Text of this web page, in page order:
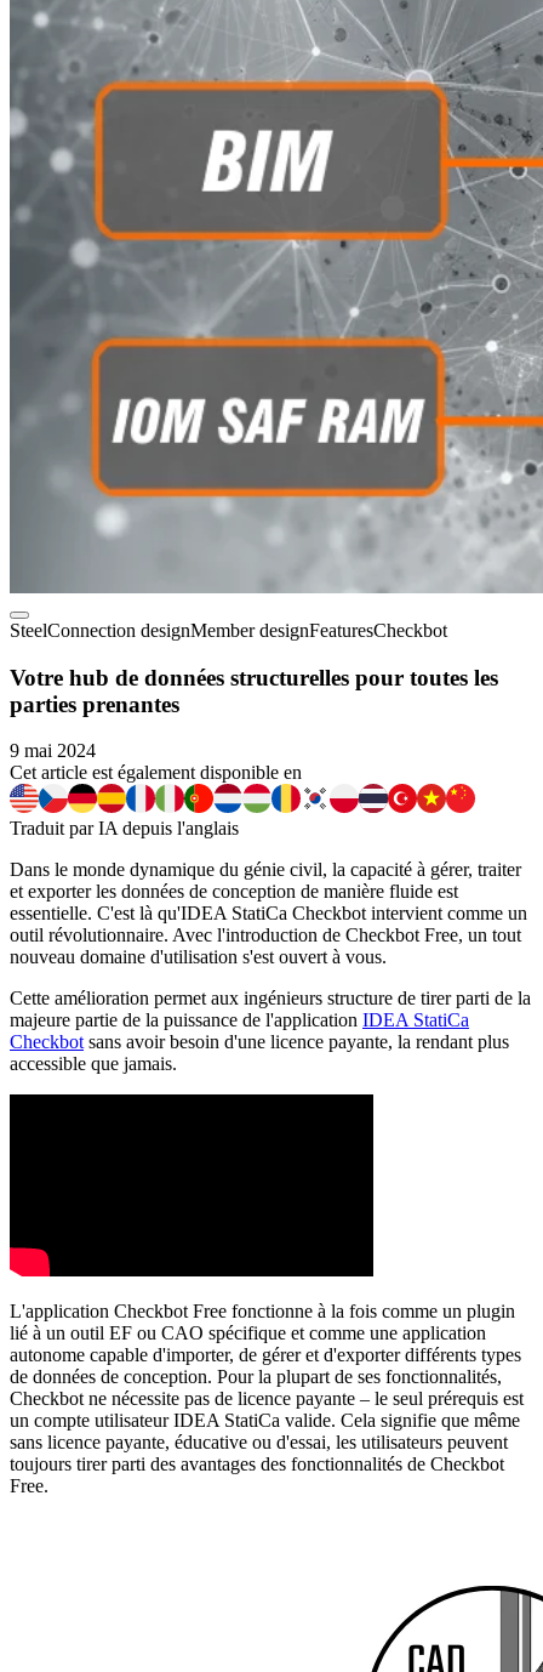
SteelConnection designMember designFeaturesCheckbot
Votre hub de données structurelles pour toutes les
parties prenantes
9 mai 2024
Cet article est également disponible en
Traduit par IA depuis l'anglais
Dans le monde dynamique du génie civil, la capacité à gérer, traiter
et exporter les données de conception de manière fluide est
essentielle. C'est là qu'IDEA StatiCa Checkbot intervient comme un
outil révolutionnaire. Avec l'introduction de Checkbot Free, un tout
nouveau domaine d'utilisation s'est ouvert à vous.
Cette amélioration permet aux ingénieurs structure de tirer parti de la
majeure partie de la puissance de l'application IDEA StatiCa
Checkbotsans avoir besoin d'une licence payante, la rendant plus
accessible que jamais.
L'application Checkbot Free fonctionne à la fois comme un plugin
lié à un outil EF ou CAO spécifique et comme une application
autonome capable d'importer, de gérer et d'exporter différents types
de données de conception. Pour la plupart de ses fonctionnalités,
Checkbot ne nécessite pas de licence payante – le seul prérequis est
un compte utilisateur IDEA StatiCa valide. Cela signifie que même
sans licence payante, éducative ou d'essai, les utilisateurs peuvent
toujours tirer parti des avantages des fonctionnalités de Checkbot
Free.